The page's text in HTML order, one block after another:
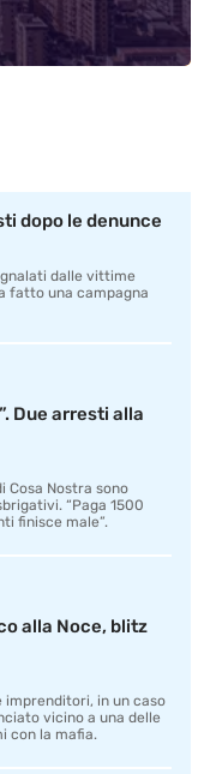
dopo le denunce
dalle vittime
fatto una campagna
Due arresti alla
Cosa Nostra sono
“Paga 1500
finisce male”.
alla Noce, blitz
in un caso
vicino a una delle
con la mafia.